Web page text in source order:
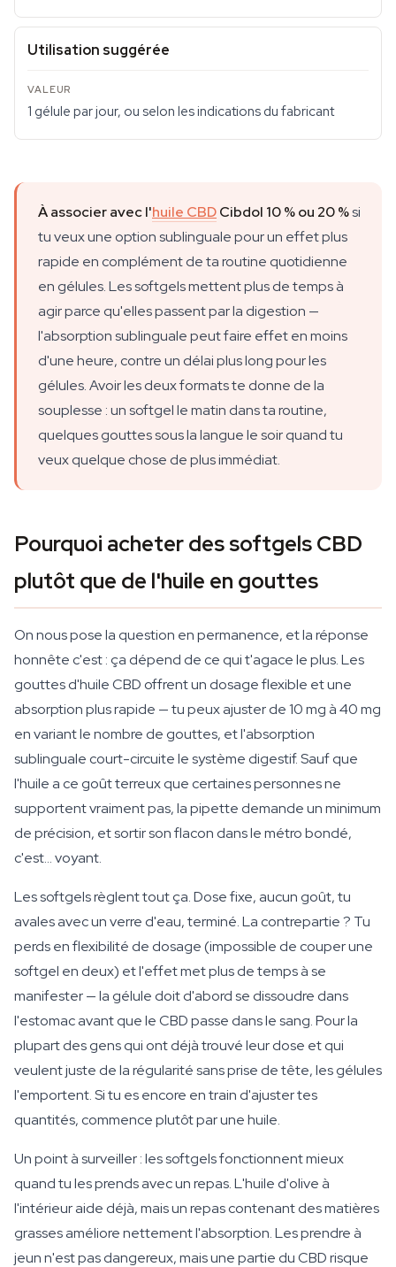
Utilisation suggérée
1 gélule par jour, ou selon les indications du fabricant
À associer avec l'huile CBDCibdol 10 % ou 20 %si
tu veux une option sublinguale pour un effet plus
rapide en complément de ta routine quotidienne
en gélules. Les softgels mettent plus de temps à
agir parce qu'elles passent par la digestion —
l'absorption sublinguale peut faire effet en moins
d'une heure, contre un délai plus long pour les
gélules. Avoir les deux formats te donne de la
souplesse : un softgel le matin dans ta routine,
quelques gouttes sous la langue le soir quand tu
veux quelque chose de plus immédiat.
Pourquoi acheter des softgels CBD
plutôt que de l'huile en gouttes
On nous pose la question en permanence, et la réponse
honnête c'est : ça dépend de ce qui t'agace le plus. Les
gouttes d'huile CBD offrent un dosage flexible et une
absorption plus rapide — tu peux ajuster de 10 mg à 40 mg
en variant le nombre de gouttes, et l'absorption
sublinguale court-circuite le système digestif. Sauf que
l'huile a ce goût terreux que certaines personnes ne
supportent vraiment pas, la pipette demande un minimum
de précision, et sortir son flacon dans le métro bondé,
c'est… voyant.
Les softgels règlent tout ça. Dose fixe, aucun goût, tu
avales avec un verre d'eau, terminé. La contrepartie ? Tu
perds en flexibilité de dosage (impossible de couper une
softgel en deux) et l'effet met plus de temps à se
manifester — la gélule doit d'abord se dissoudre dans
l'estomac avant que le CBD passe dans le sang. Pour la
plupart des gens qui ont déjà trouvé leur dose et qui
veulent juste de la régularité sans prise de tête, les gélules
l'emportent. Si tu es encore en train d'ajuster tes
quantités, commence plutôt par une huile.
Un point à surveiller : les softgels fonctionnent mieux
quand tu les prends avec un repas. L'huile d'olive à
l'intérieur aide déjà, mais un repas contenant des matières
grasses améliore nettement l'absorption. Les prendre à
jeun n'est pas dangereux, mais une partie du CBD risque